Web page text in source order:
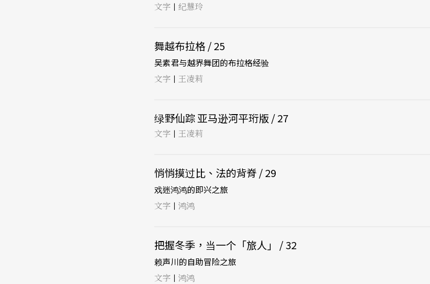
文字 | 纪慧玲
舞越布拉格 / 25
吴素君与越界舞团的布拉格经验
文字 | 王凌莉
绿野仙踪 亚马逊河平珩版 / 27
文字 | 王凌莉
悄悄摸过比、法的背脊 / 29
戏迷鸿鸿的即兴之旅
文字 | 鸿鸿
把握冬季，当一个「旅人」 / 32
赖声川的自助冒险之旅
文字 | 鸿鸿